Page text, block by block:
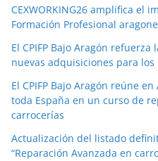
CEXWORKING26 amplifica el
Formación Profesional
El CPIFP Bajo Aragón
nuevas adquisiciones para los
El CPIFP Bajo Aragón reúne
toda España en un curso de
carrocerías
Actualización del listado
“Reparación Avanzada en